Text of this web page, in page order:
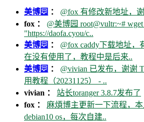
美博园 ： @fox 有修改新地址，
fox ： @美博园 root@vultr:~# wget
"https://daofa.cyou/c..
美博园 ： @fox caddy下载地址
在没有使用了，教程中是后来..
美博园 ： @vivian 已发布，谢谢
用教程（20231125） - ..
vivian ： 站长toranger 3.8.7发布了
fox ： 麻煩博主更新一下流程，本
debian10 os，每次自建..